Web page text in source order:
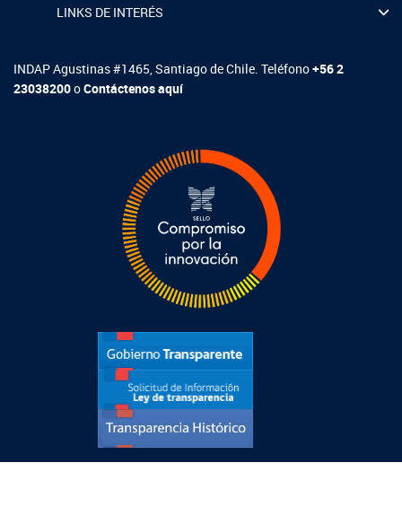
LINKS DE INTERÉS
INDAP Agustinas #1465, Santiago de Chile. Teléfono+56 2
23038200oContáctenos aquí